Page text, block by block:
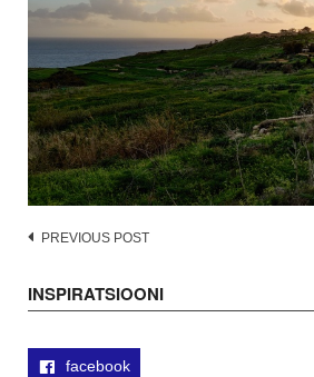
Post
PREVIOUS POST
INSPIRATSIOONI
facebook